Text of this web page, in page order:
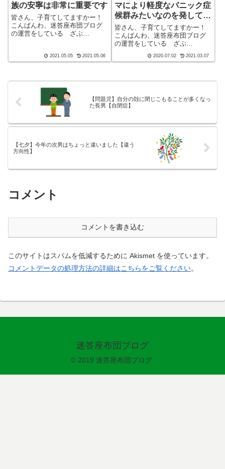
族の安寧は非常に重要です
皆さん、子育てしてますかー！
こんばんわ、迷答座布団ブログ
の運営をしている ざぶ
になり、手探り状態のほぼワン
ル...
2021.05.05 2021.05.06
マにより軽度なパニック症
候群みたいなのを発してい
ます
皆さん、子育てしてますかー！
こんばんわ、迷答座布団ブログ
の運営をしている ざぶ
は40代でひとり親（シンパパ）
ます。※詳しくはプロフィー
2020.07.02 2021.03.07
【問題児】自分の殻に閉じこもることが多くなっ
た長男【自閉症】
【七夕】今年の次男はちょっと違いました【違う
方向性】
コメント
コメントを書き込む
このサイトはスパムを低減するために Akismet を使っています。
コメントデータの処理方法の詳細はこちらをご覧ください。
迷答座布団ブログ
© 2019 迷答座布団ブログ.